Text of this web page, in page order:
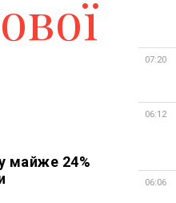
майже 24%
07:20
06:12
06:06